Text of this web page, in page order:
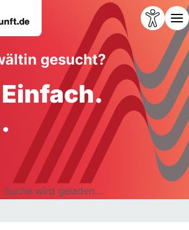
gesucht?
Suche wird geladen...